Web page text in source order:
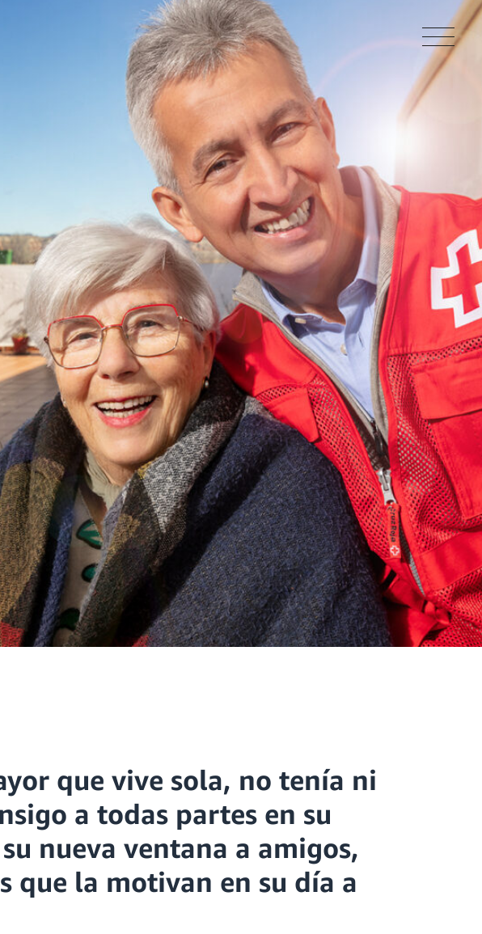
Stalin
Stalin
que vive sola, no tenía ni
a todas partes en su
nueva ventana a amigos,
que la motivan en su día a